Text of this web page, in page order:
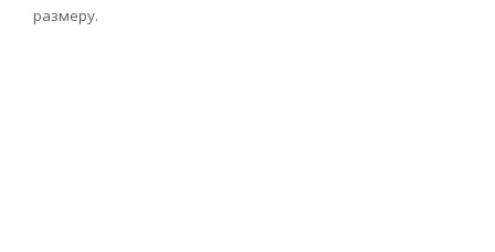
размеру.